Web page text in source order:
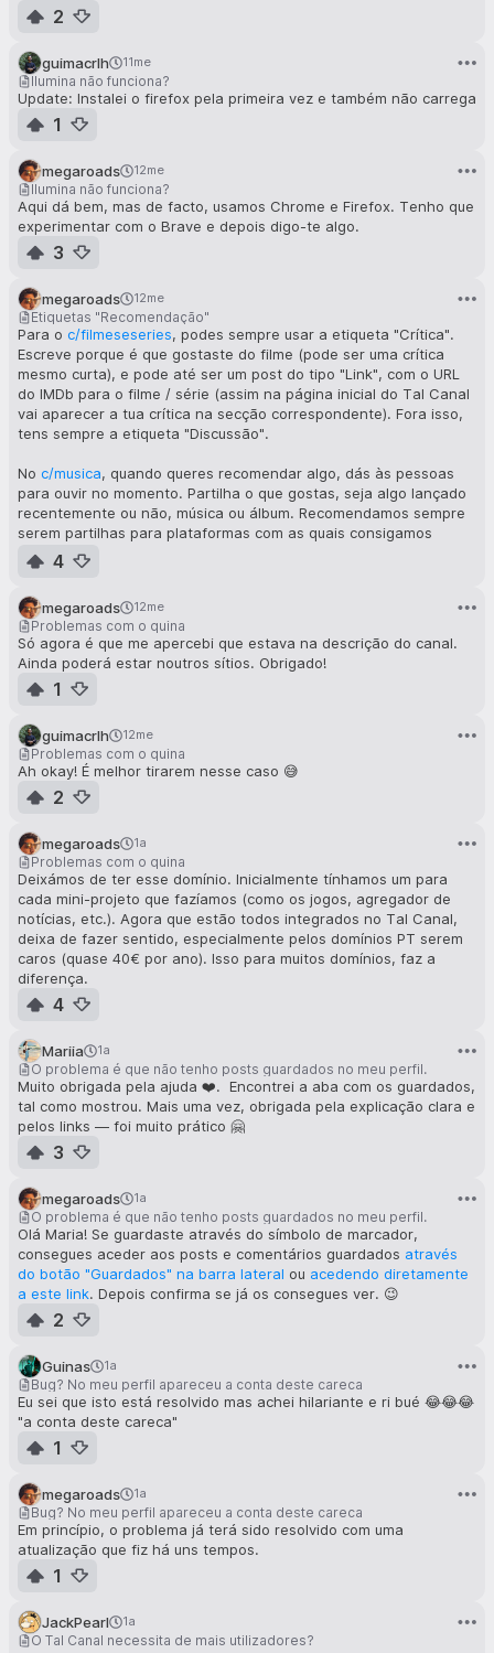
2
guimacrlh 11me
Ilumina não funciona?
Update: Instalei o firefox pela primeira vez e também não carrega
1
megaroads 12me
Ilumina não funciona?
Aqui dá bem, mas de facto, usamos Chrome e Firefox. Tenho que
experimentar com o Brave e depois digo-te algo.
3
megaroads 12me
Etiquetas "Recomendação"
Para o c/filmeseseries, podes sempre usar a etiqueta "Crítica".
Escreve porque é que gostaste do filme (pode ser uma crítica
mesmo curta), e pode até ser um post do tipo "Link", com o URL
do IMDb para o filme / série (assim na página inicial do Tal Canal
vai aparecer a tua crítica na secção correspondente). Fora isso,
tens sempre a etiqueta "Discussão".
No c/musica, quando queres recomendar algo, dás às pessoas
para ouvir no momento. Partilha o que gostas, seja algo lançado
recentemente ou não, música ou álbum. Recomendamos sempre
serem partilhas para plataformas com as quais consigamos
embeber o site e reproduzir no momento a música (YouTube,
Spotify, etc) e que sejam partilhas oficiais do artista. Usas as
etiquetas "Nacional" e "Internacional" consoante a nacionalidade
dos artistas. Fora isso, tens sempre a etiqueta "Discussão".
O que te parece?
4
megaroads 12me
Problemas com o quina
Só agora é que me apercebi que estava na descrição do canal.
Ainda poderá estar noutros sítios. Obrigado!
1
guimacrlh 12me
Problemas com o quina
Ah okay! É melhor tirarem nesse caso 😅
2
megaroads 1a
Problemas com o quina
Deixámos de ter esse domínio. Inicialmente tínhamos um para
cada mini-projeto que fazíamos (como os jogos, agregador de
notícias, etc.). Agora que estão todos integrados no Tal Canal,
deixa de fazer sentido, especialmente pelos domínios PT serem
caros (quase 40€ por ano). Isso para muitos domínios, faz a
diferença.
4
Mariia 1a
O problema é que não tenho posts guardados no meu perfil.
Muito obrigada pela ajuda ❤️. Encontrei a aba com os guardados,
tal como mostrou. Mais uma vez, obrigada pela explicação clara e
pelos links — foi muito prático 🤗
3
megaroads 1a
O problema é que não tenho posts guardados no meu perfil.
Olá Maria! Se guardaste através do símbolo de marcador,
consegues aceder aos posts e comentários guardados através
do botão "Guardados" na barra lateral ou acedendo diretamente
a este link. Depois confirma se já os consegues ver. 😉
2
Guinas 1a
Bug? No meu perfil apareceu a conta deste careca
Eu sei que isto está resolvido mas achei hilariante e ri bué 😂😂😂
"a conta deste careca"
1
megaroads 1a
Bug? No meu perfil apareceu a conta deste careca
Em princípio, o problema já terá sido resolvido com uma
atualização que fiz há uns tempos.
1
JackPearl 1a
O Tal Canal necessita de mais utilizadores?